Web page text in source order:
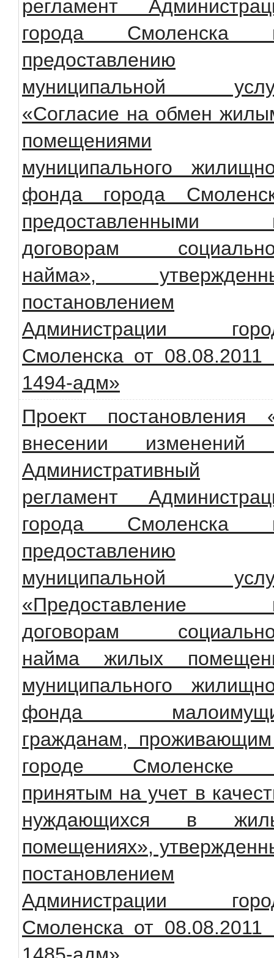
регламент
города Смоленска
предоставлению
муниципальной
«Согласие на обмен
помещениями
муниципального
фонда города
предоставленными
договорам
найма»,
постановлением
Администрации
Смоленска от
1494-адм»
Проект постановления
внесении
Административный
регламент
города Смоленска
предоставлению
муниципальной
«Предоставление
договорам
найма жилых
муниципального
фонда
гражданам,
городе
принятым на учет в
нуждающихся в
помещениях»,
постановлением
Администрации
Смоленска от